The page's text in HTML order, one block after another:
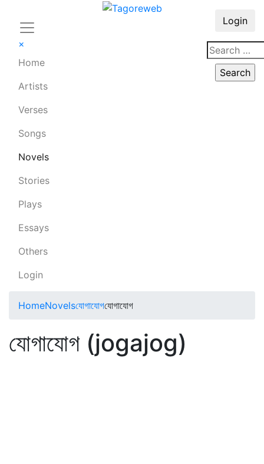
×
Home
Artists
Verses
Songs
Novels
Stories
Plays
Essays
Others
Login
Login
HomeNovelsযোগাযোগযোগাযোগ
যোগাযোগ (jogajog)